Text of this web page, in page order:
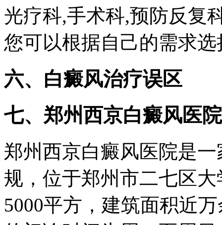
光疗科,手术科,预防反复
您可以根据自己的需求
六、白癜风治疗误区
七、郑州西京白癜风医
郑州西京白癜风医院是
规，位于郑州市二七区
5000平方，建筑面积近